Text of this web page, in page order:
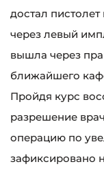
достал
через левый
вышла через
ближайшего
Пройдя курс
разрешение
операцию по
зафиксировано